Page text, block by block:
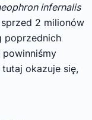
infernalis
2 milionów
poprzednich
okazuje się,